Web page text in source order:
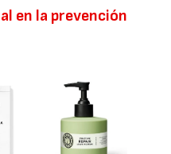
en la prevención